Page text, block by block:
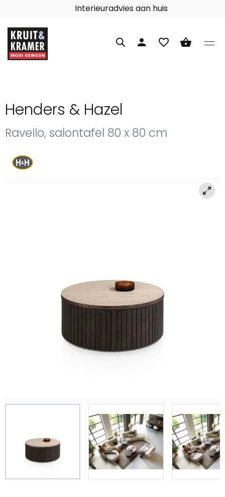
Interieuradvies aan huis
person favorite_border shopping_basket
Henders & Hazel
Ravello, salontafel 80 x 80 cm